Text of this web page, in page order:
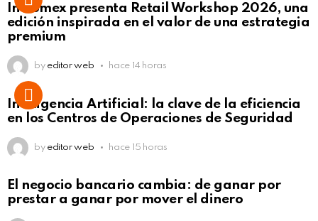
Intcomex presenta Retail Workshop 2026, una
edición inspirada en el valor de una estrategia
premium
by editor web hace 14 horas
Inteligencia Artificial: la clave de la eficiencia
en los Centros de Operaciones de Seguridad
by editor web hace 15 horas
El negocio bancario cambia: de ganar por
prestar a ganar por mover el dinero